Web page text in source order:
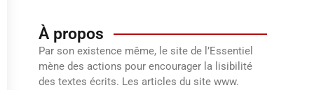
À propos
Par son existence même, le site de l’Essentiel
mène des actions pour encourager la lisibilité
des textes écrits. Les articles du site www.